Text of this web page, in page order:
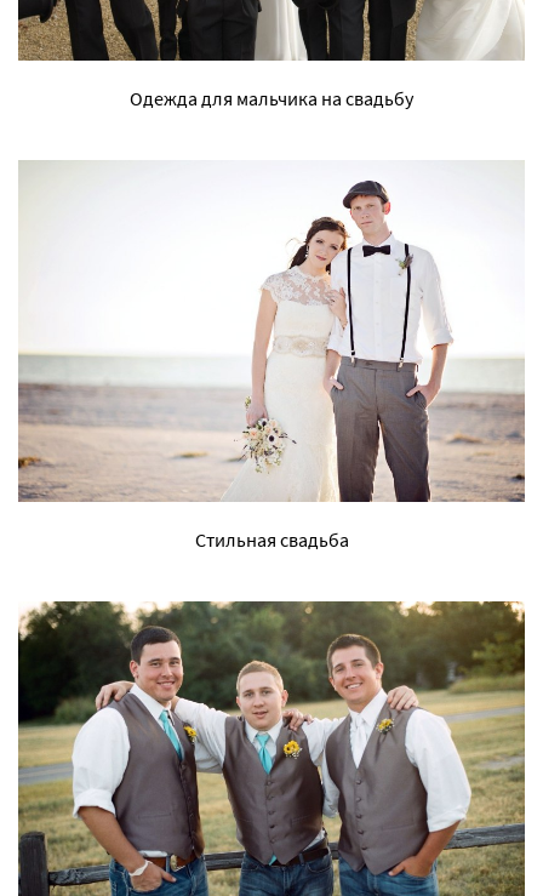
Одежда для мальчика на свадьбу
Стильная свадьба